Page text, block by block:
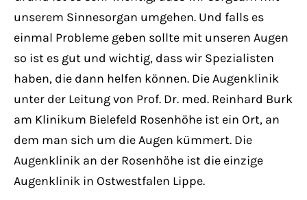
About us
Lorem ipsum dolor sit amet, consectetuer
adipiscing elit.
Aenean commodo ligula eget dolor. Aenean
magnis dis parturient montes, nascetur
ridiculus mus. Donec quam felis, ultricies
nec.
unserem Sinnesorgan umgehen. Und falls es
einmal Probleme geben sollte mit unseren Augen
so ist es gut und wichtig, dass wir Spezialisten
haben, die dann helfen können. Die Augenklinik
unter der Leitung von Prof. Dr. med. Reinhard Burk
am Klinikum Bielefeld Rosenhöhe ist ein Ort, an
dem man sich um die Augen kümmert. Die
Augenklinik an der Rosenhöhe ist die einzige
Augenklinik in Ostwestfalen Lippe.